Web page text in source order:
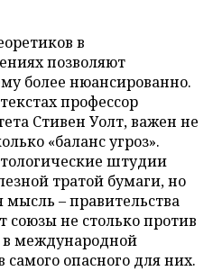
в
позволяют
более нюансированно.
профессор
Стивен Уолт, важен не
«баланс угроз».
штудии
тратой бумаги, но
мысль – правительства
союзы не столько против
в международной
самого опасного для них.